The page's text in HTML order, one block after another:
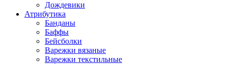
Дождевики
Атрибутика
Банданы
Баффы
Бейсболки
Варежки вязаные
Варежки текстильные